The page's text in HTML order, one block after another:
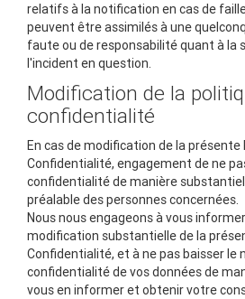
relatifs à la notification en cas de
peuvent être assimilés à une
faute ou de responsabilité quant à la
l'incident en question.
Modification de la
confidentialité
En cas de modification de la présente
Confidentialité, engagement de ne
confidentialité de manière
préalable des personnes concernées.
Nous nous engageons à vous
modification substantielle de la
Confidentialité, et à ne pas baisser le
confidentialité de vos données de
vous en informer et obtenir votre